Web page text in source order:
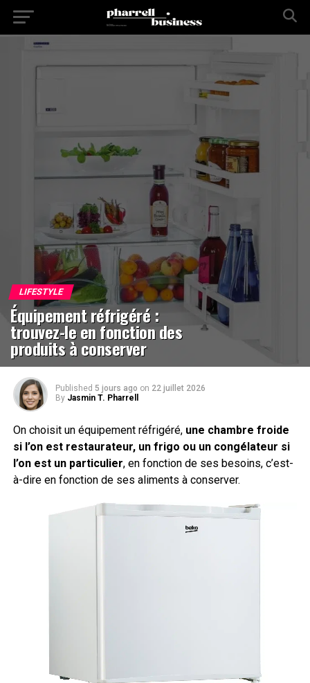
LIFESTYLE
Équipement réfrigéré :
trouvez-le en fonction des
produits à conserver
Published 5 jours ago on 22 juillet 2026
By Jasmin T. Pharrell
On choisit un équipement réfrigéré,une chambre froide
si l’on est restaurateur, un frigo ou un congélateur si
l’on est un particulier, en fonction de ses besoins, c’est-
à-dire en fonction de ses aliments à conserver.